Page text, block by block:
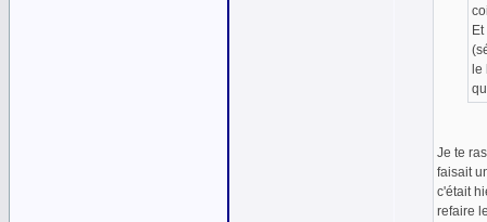
Je te
faisait
c'était
refaire